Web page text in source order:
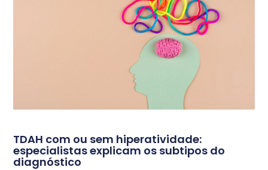
TDAH com ou sem hiperatividade:
especialistas explicam os subtipos do
diagnóstico